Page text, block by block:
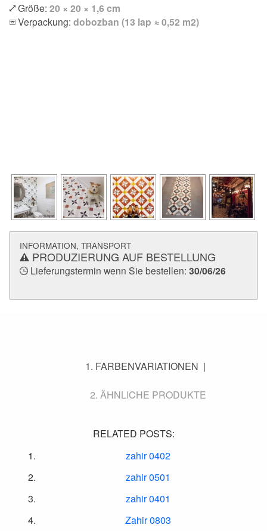
Größe: 20 × 20 × 1,6 cm
Verpackung: dobozban (13 lap ≈ 0,52 m2)
INFORMATION, TRANSPORT
PRODUZIERUNG AUF BESTELLUNG
Lieferungstermin wenn Sie bestellen: 30/06/26
FARBENVARIATIONEN
ÄHNLICHE PRODUKTE
RELATED POSTS:
zahir 0402
zahir 0501
zahir 0401
Zahir 0803